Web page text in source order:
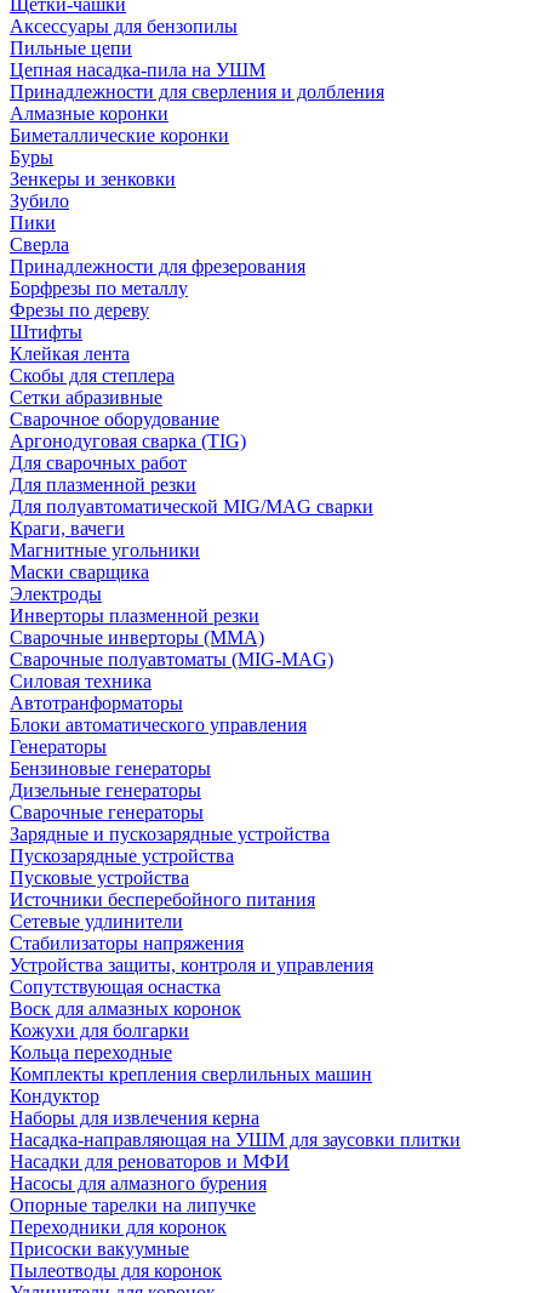
Щетки-чашки
Аксессуары для бензопилы
Пильные цепи
Цепная насадка-пила на УШМ
Принадлежности для сверления и долбления
Алмазные коронки
Биметаллические коронки
Буры
Зенкеры и зенковки
Зубило
Пики
Сверла
Принадлежности для фрезерования
Борфрезы по металлу
Фрезы по дереву
Штифты
Клейкая лента
Скобы для степлера
Сетки абразивные
Сварочное оборудование
Аргонодуговая сварка (TIG)
Для сварочных работ
Для плазменной резки
Для полуавтоматической MIG/MAG сварки
Краги, вачеги
Магнитные угольники
Маски сварщика
Электроды
Инверторы плазменной резки
Сварочные инверторы (MMA)
Сварочные полуавтоматы (MIG-MAG)
Силовая техника
Автотранформаторы
Блоки автоматического управления
Генераторы
Бензиновые генераторы
Дизельные генераторы
Сварочные генераторы
Зарядные и пускозарядные устройства
Пускозарядные устройства
Пусковые устройства
Источники бесперебойного питания
Сетевые удлинители
Стабилизаторы напряжения
Устройства защиты, контроля и управления
Сопутствующая оснастка
Воск для алмазных коронок
Кожухи для болгарки
Кольца переходные
Комплекты крепления сверлильных машин
Кондуктор
Наборы для извлечения керна
Насадка-направляющая на УШМ для заусовки плитки
Насадки для реноваторов и МФИ
Насосы для алмазного бурения
Опорные тарелки на липучке
Переходники для коронок
Присоски вакуумные
Пылеотводы для коронок